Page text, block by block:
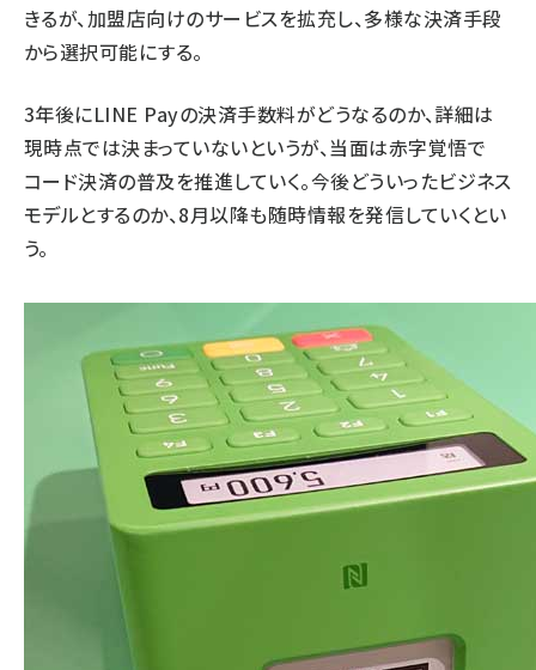
きるが、加盟店向けのサービスを拡充し、多様な決済手段
から選択可能にする。
3年後にLINE Payの決済手数料がどうなるのか、詳細は
現時点では決まっていないというが、当面は赤字覚悟で
コード決済の普及を推進していく。今後どういったビジネス
モデルとするのか、8月以降も随時情報を発信していくとい
う。